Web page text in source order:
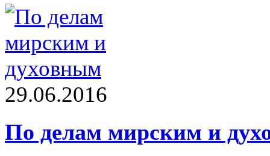
29.06.2016
По делам мирским и